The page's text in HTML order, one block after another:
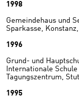
1998
Gemeindehaus und
Sparkasse,
1996
Grund- und
Internationale
Tagungszentrum,
1995